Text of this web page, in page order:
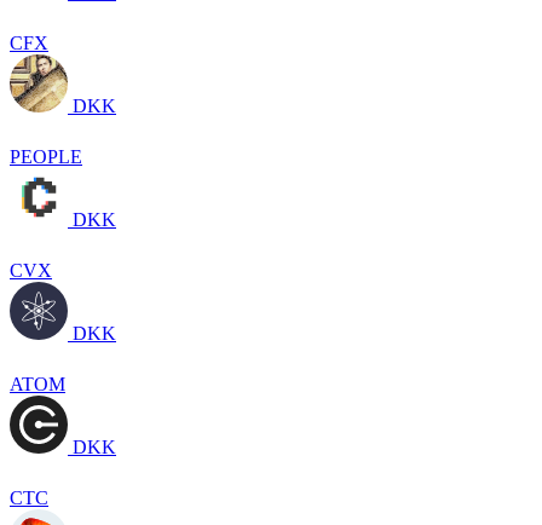
CFX
DKK
PEOPLE
DKK
CVX
DKK
ATOM
DKK
CTC